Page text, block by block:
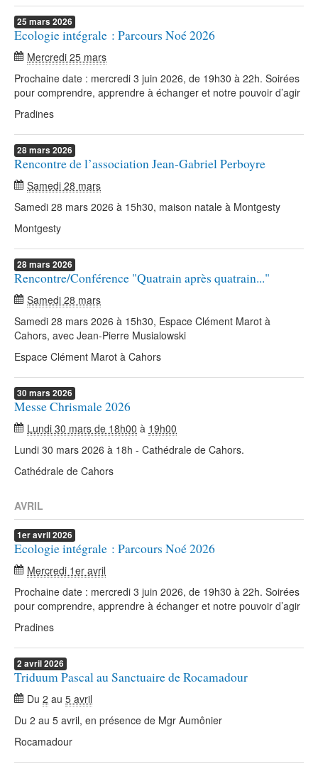
25 mars 2026
Ecologie intégrale : Parcours Noé 2026
Mercredi 25 mars
Prochaine date : mercredi 3 juin 2026, de 19h30 à 22h. Soirées
pour comprendre, apprendre à échanger et notre pouvoir d’agir
Pradines
28mars 2026
Rencontre de l’association Jean-Gabriel Perboyre
Samedi 28 mars
Samedi 28 mars 2026 à 15h30, maison natale à Montgesty
Montgesty
28mars 2026
Rencontre/Conférence "Quatrain après quatrain..."
Samedi 28 mars
Samedi 28 mars 2026 à 15h30, Espace Clément Marot à
Cahors, avec Jean-Pierre Musialowski
Espace Clément Marot à Cahors
30 mars 2026
Messe Chrismale 2026
Lundi 30 mars de 18h00 à 19h00
Lundi 30 mars 2026 à 18h - Cathédrale de Cahors.
Cathédrale de Cahors
AVRIL
1eravril2026
Ecologie intégrale : Parcours Noé 2026
Mercredi 1er avril
Prochaine date : mercredi 3 juin 2026, de 19h30 à 22h. Soirées
pour comprendre, apprendre à échanger et notre pouvoir d’agir
Pradines
2 avril2026
Triduum Pascal au Sanctuaire de Rocamadour
Du 2 au 5 avril
Du 2 au 5 avril, en présence de Mgr Aumônier
Rocamadour